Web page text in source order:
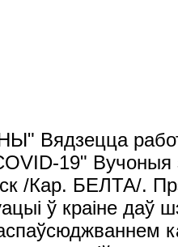
ўвагу Прэзідэнт звярнуў на лячэнне цяжарных, студэнтаў і пажылых людзей, а таксама вакцынаванне гэтых катэгорый грамадзян. "Вы ж бачыце, што моладзь, як бы шмат яна ні хварэла, усё ж такі пераносіць гэтыя хваробы. Калі няма ў моладзі спадарожных захворванняў, яны нармальна выходзяць з гэтага стану. Не аслабляйце ўвагу на старых. Не дай бог перакінецца гэта зараза на старых, мы страцім велізарную частку насельніцтва", - падкрэсліў Аляксандр Лукашэнка. Сітуацыя ў дамах-інтэрнатах для пажылых і інвалідаў была ўзята на кантроль дэпутацкім корпусам. Як адзначыў у час нарады старшыня Палаты прадстаўнікоў Уладзімір Андрэйчанка, у краіне функцыянуе 156 стацыянарных устаноў, там пражываюць каля 20,5 тыс. грамадзян. На сённяшні дзень 8 дамоў-інтэрнатаў працуе вахтавым метадам. "У цэлым Міністэрствам аховы здароўя і Мінпрацы праведзена вялікая работа па вакцынацыі. 96 працэнтаў пражываючых вакцынаваны. Таму захварэлых у дамах-інтэрнатах толькі 10 чалавек", - заявіў Уладзімір Андрэйчанка. Пра беларускую вакцыну "Тут правільна спецыялісты сказалі: вакцына - гэта не панацэя ад таго, што чалавек не захварэе. Ён можа захварэць. Але смяротнасць сярод вакцынаваных амаль нулявая", - падкрэсліў кіраўнік дзяржавы. Таксама зусім нязначная колькасць вакцынаваных і сярод тых, хто цяжка пераносіць хваробу. "Якую можна зрабіць выснову - вакцына дапамагае. Прынамсі, нам трэба пражыць асенне-зімовы перыяд да наступнага лета. Вакцына тут нам добрая падмога. Далей жыццё нам пакажа, як дзейнічаць, што нам рабіць. І мы мудра зрабілі, калі дамовіліся, што мы сваю вакцыну, якую ўжо ў прабірцы маем, выпусцім у абарот у 2023 годзе", - сказаў Аляксандр Лукашэнка. Ён нагадаў, што гэта рашэнне матывавана тым, што на той момант,